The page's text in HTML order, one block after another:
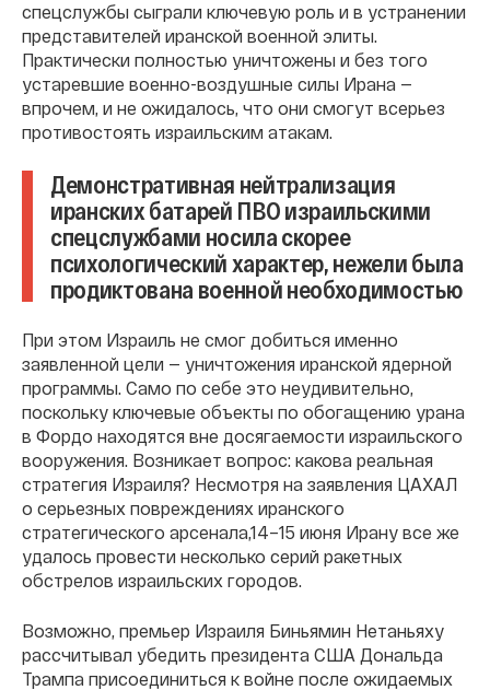
спецслужбы сыграли ключевую роль и в устранении
представителей иранской военной элиты.
Практически полностью уничтожены и без того
устаревшие военно-воздушные силы Ирана —
впрочем, и не ожидалось, что они смогут всерьез
противостоять израильским атакам.
Демонстративная нейтрализация
иранских батарей ПВО израильскими
спецслужбами носила скорее
психологический характер, нежели была
продиктована военной необходимостью
При этом Израиль не смог добиться именно
заявленной цели — уничтожения иранской ядерной
программы. Само по себе это неудивительно,
поскольку ключевые объекты по обогащению урана
в Фордо находятся вне досягаемости израильского
вооружения. Возникает вопрос: какова реальная
стратегия Израиля? Несмотря на заявления ЦАХАЛ
о серьезных повреждениях иранского
стратегического арсенала,14–15 июня Ирану все же
удалось провести несколько серий ракетных
обстрелов израильских городов.
Возможно, премьер Израиля Биньямин Нетаньяху
рассчитывал убедить президента США Дональда
Трампа присоединиться к войне после ожидаемых